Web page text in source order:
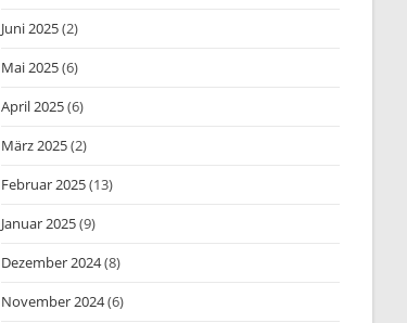
Juni 2025(2)
Mai 2025(6)
April 2025(6)
März 2025(2)
Februar 2025(13)
Januar 2025(9)
Dezember 2024(8)
November 2024(6)